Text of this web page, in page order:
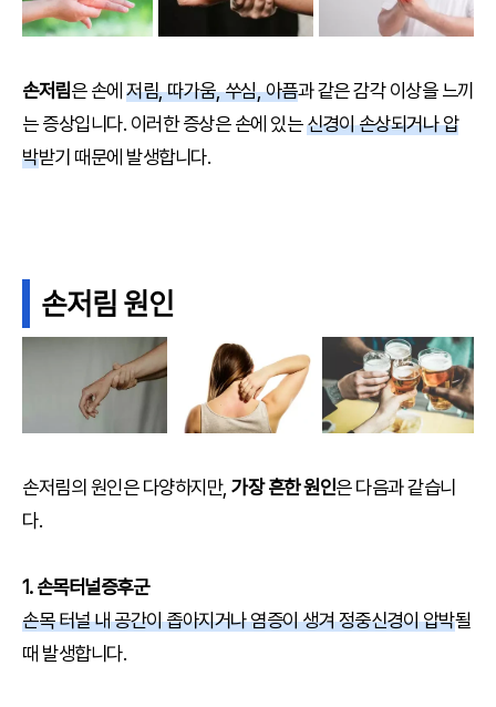
손저림은 손에 저림, 따가움, 쑤심, 아픔과 같은 감각 이상을 느끼
는 증상입니다. 이러한 증상은 손에 있는신경이 손상되거나 압
박받기 때문에 발생합니다.
손저림 원인
손저림의 원인은 다양하지만, 가장 흔한 원인은 다음과 같습니
다.
1. 손목터널증후군
손목 터널 내 공간이 좁아지거나 염증이 생겨 정중신경이 압박될
때 발생합니다.